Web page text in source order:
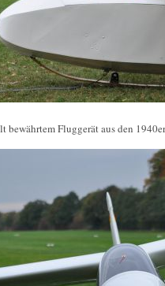
bewährtem Fluggerät aus den